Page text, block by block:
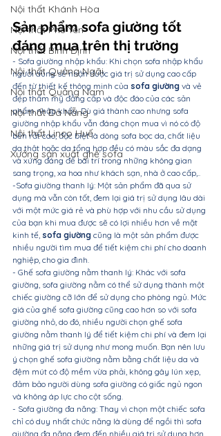
Nội thất Khánh Hòa
Nội thất Phú Yên
Nội thất Bình Định
Nội thất Quảng Ngãi
Nội thất Quảng Nam
Nội thất Đà Nẵng
Nội thất Linco Huế
Xưởng sản xuất ghế sofa
Sản phẩm sofa giường tốt
đáng mua trên thị trường
- Sofa giường nhập khẩu: Khi chọn sofa nhập khẩu
người dùng sẽ nhận được giá trị sử dụng cao cấp
đến từ thiết kế thông minh của sofa giường và vẻ
đẹp thẩm mỹ đẳng cấp và độc đáo của các sản
phẩm nhập khẩu. Dù giá thành cao nhưng sofa
giường nhập khẩu vẫn đáng chọn mua vì nó có độ
bền rất cao, đặc biệt là dòng sofa bọc da, chất liệu
da thật hoặc da tổng hợp đều có màu sắc đa dạng
và xứng đáng để bài trí trong những không gian
sang trọng, xa hoa như khách sạn, nhà ở cao cấp,..
-Sofa giường thanh lý: Một sản phẩm đã qua sử
dụng mà vẫn còn tốt, đem lại giá trị sử dụng lâu dài
với một mức giá rẻ và phù hợp với nhu cầu sử dụng
của bạn khi mua được sẽ có lợi nhiều hơn về mặt
kinh tế, sofa giường cũng là một sản phẩm được
nhiều người tìm mua để tiết kiệm chi phí cho doanh
nghiệp, cho gia đình.
- Ghế sofa giường nằm thanh lý: Khác với sofa
giường, sofa giường nằm có thể sử dụng thành một
chiếc giường cỡ lớn để sử dụng cho phòng ngủ. Mức
giá của ghế sofa giường cũng cao hơn so với sofa
giường nhỏ, do đó, nhiều người chọn ghế sofa
giường nằm thanh lý để tiết kiệm chi phí và đem lại
những giá trị sử dụng như mong muốn. Bạn nên lưu
ý chọn ghế sofa giường nằm bằng chất liệu da và
đệm mút có độ mềm vừa phải, không gây lún xẹp,
đảm bảo người dùng sofa giường có giấc ngủ ngon
và không áp lực cho cột sống.
- Sofa giường đa năng: Thay vì chọn một chiếc sofa
chỉ có duy nhất chức năng là dùng để ngồi thì sofa
giường đa năng đem đến nhiều giá trị sử dụng hơn